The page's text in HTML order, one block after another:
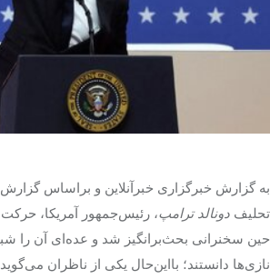
تک کده
پایگاه خبری آبان
خرید موتور ایمپلنت
به گزارش خبرگزاری خبرآنلاین و براساس
تحلیف دونالد ترامپ، رئیس‌جمهور آمریکا،
حین سخنرانی بحث‌برانگیز شد و عده‌ای آن را
نازی‌ها دانستند؛ بااین‌حال یکی از ناظران